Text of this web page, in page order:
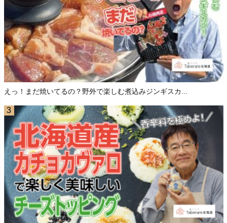
えっ！まだ焼いてるの？野外で楽しむ煮込みジンギスカ...